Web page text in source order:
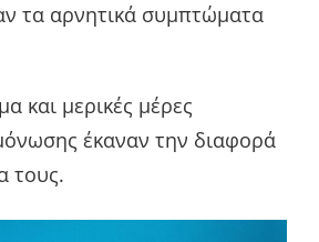
τα αρνητικά συμπτώματα
και μερικές μέρες
έκαναν την διαφορά
τους.